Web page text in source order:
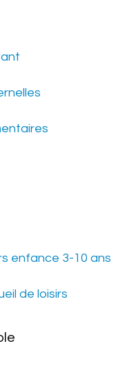
enfance 3-10 ans
de loisirs
DE LA MAIRIE
| Site
|Déclaration